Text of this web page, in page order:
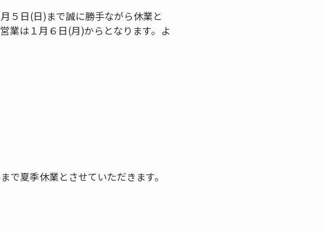
５日(日)まで誠に勝手ながら休業と
業は１月６日(月)からとなります。よ
で夏季休業とさせていただきます。